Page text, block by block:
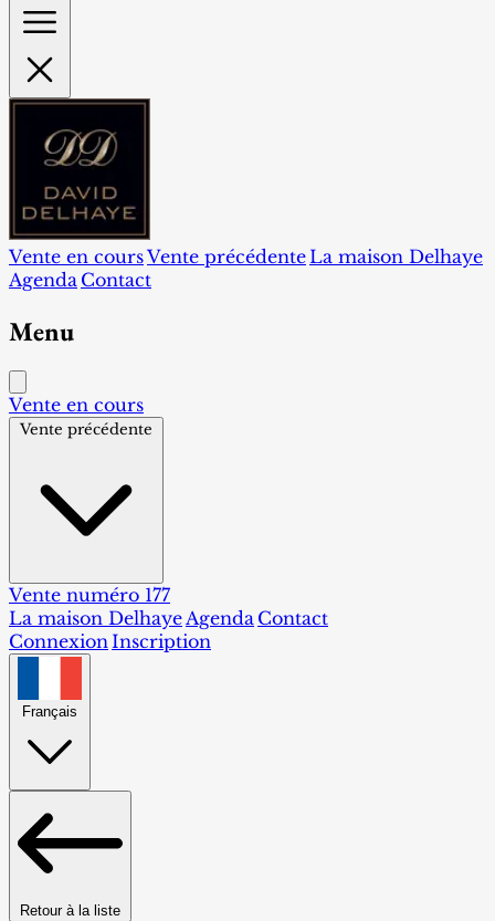
Vente en coursVente précédente La maison Delhaye
Agenda Contact
Menu
Vente en cours
Vente précédente
Vente numéro 177
La maison DelhayeAgenda Contact
ConnexionInscription
Français
Retour à la liste